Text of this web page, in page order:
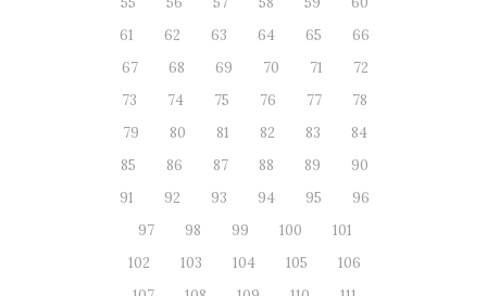
61
62 63 64 65
66
67
68 69 70 71
72
73
74 75 76 77
78
79
80 81 82 83
84
85
86 87 88 89
90
91
92 93 94 95
96
97
98 99 100
101
102
103 104 105
106